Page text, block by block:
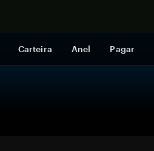
Carteira Anel Pagar